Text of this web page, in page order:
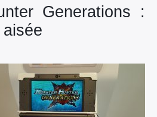
Generations :